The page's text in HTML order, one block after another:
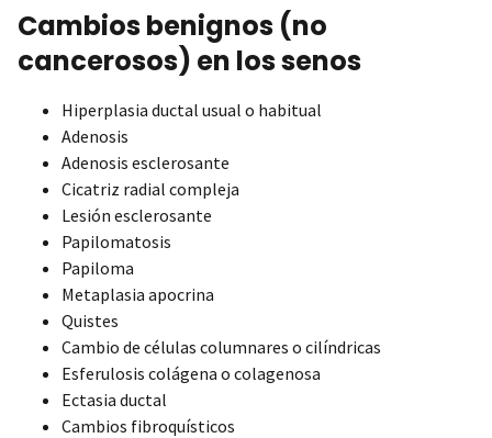
Cambios benignos (no
cancerosos) en los senos
Hiperplasia ductal usual o habitual
Adenosis
Adenosis esclerosante
Cicatriz radial compleja
Lesión esclerosante
Papilomatosis
Papiloma
Metaplasia apocrina
Quistes
Cambio de células columnares o cilíndricas
Esferulosis colágena o colagenosa
Ectasia ductal
Cambios fibroquísticos